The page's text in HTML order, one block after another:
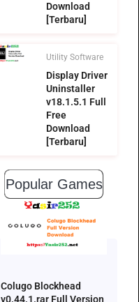
Download
[Terbaru]
Utility Software
Display Driver
Uninstaller
v18.1.5.1 Full
Free
Download
[Terbaru]
Popular Games
Colugo Blockhead
v0.44.1.rar Full Version